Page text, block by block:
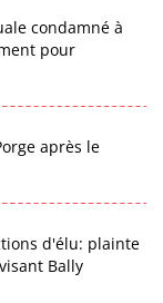
condamné à
pour
après le
d'élu: plainte
Bally